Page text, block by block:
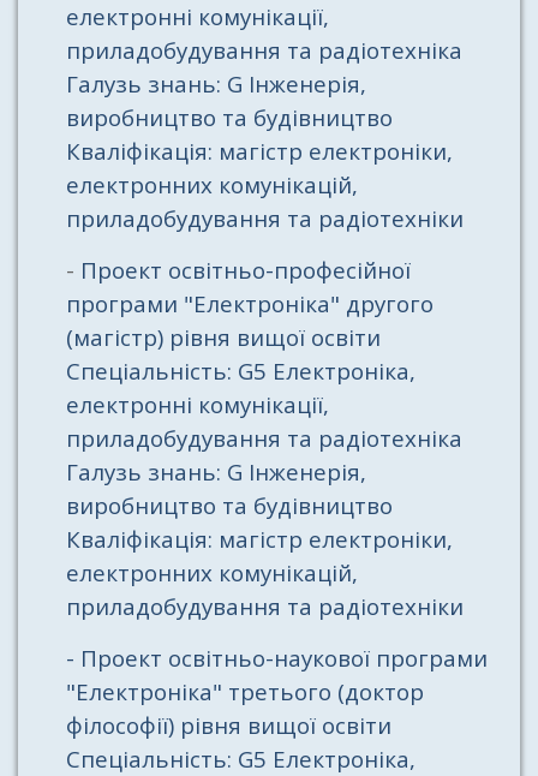
електронні комунікації,
приладобудування та радіотехніка
Галузь знань: G Інженерія,
виробництво та будівництво
Кваліфікація: магістр електроніки,
електронних комунікацій,
приладобудування та радіотехніки
- Проект освітньо-професійної
програми "Електроніка" другого
(магістр) рівня вищої освіти
Спеціальність: G5 Електроніка,
електронні комунікації,
приладобудування та радіотехніка
Галузь знань: G Інженерія,
виробництво та будівництво
Кваліфікація: магістр електроніки,
електронних комунікацій,
приладобудування та радіотехніки
- Проект освітньо-наукової програми
"Електроніка" третього (доктор
філософії) рівня вищої освіти
Спеціальність: G5 Електроніка,